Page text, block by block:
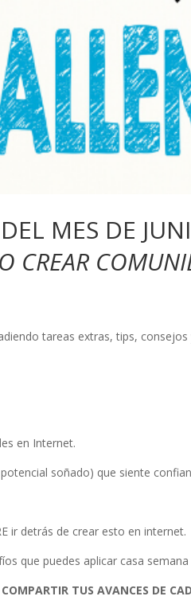
MES DE
CREAR
tareas extras, tips,
en Internet.
soñado) que siente
ir detrás de crear esto en internet.
que puedes aplicar casa
COMPARTIR TUS AVANCES DE